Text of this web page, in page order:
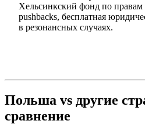
Хельсинкский фонд по правам
pushbacks, бесплатная
в резонансных случаях.
Польша vs другие
сравнение